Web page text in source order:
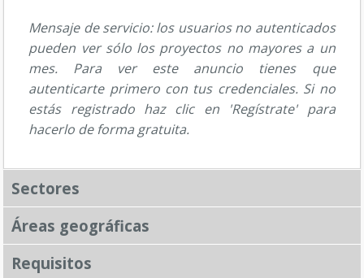
Mensaje de servicio: los usuarios no autenticados
pueden ver sólo los proyectos no mayores a un
mes. Para ver este anuncio tienes que
autenticarte primero con tus credenciales. Si no
estás registrado haz clic en 'Regístrate' para
hacerlo de forma gratuita.
Sectores
Áreas geográficas
Requisitos